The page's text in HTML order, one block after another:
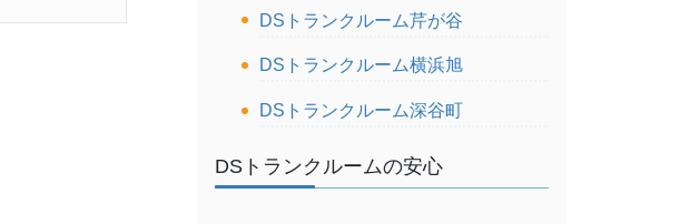
DSトランクルーム芹が谷
DSトランクルーム横浜旭
DSトランクルーム深谷町
DSトランクルームの安心